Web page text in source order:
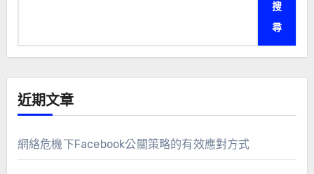
搜
尋
近期文章
網絡危機下Facebook公關策略的有效應對方式